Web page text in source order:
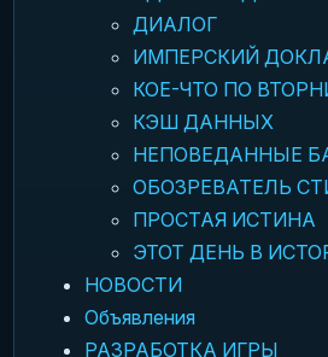
ДИАЛОГ
ИМПЕРСКИЙ
КОЕ-ЧТО ПО
КЭШ ДАННЫХ
НЕПОВЕДАННЫЕ
ОБОЗРЕВАТЕЛЬ
ПРОСТАЯ ИСТИНА
ЭТОТ ДЕНЬ В
НОВОСТИ
Объявления
РАЗРАБОТКА ИГРЫ